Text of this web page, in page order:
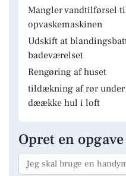
Mangler vandtilførsel
opvaskemaskinen
Udskift at
badeværelset
Rengøring af huset
tildækning af rør under
dæække hul i loft
Opret en opgave